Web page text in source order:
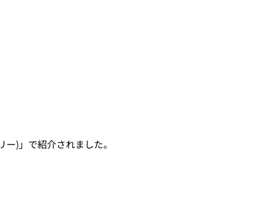
)」で紹介されました。